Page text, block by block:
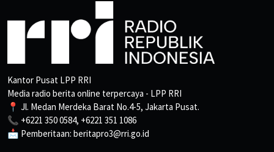
Kantor Pusat LPP RRI
Media radio berita online terpercaya - LPP RRI
📍 Jl. Medan Merdeka Barat No.4-5, Jakarta Pusat.
📞 +6221 350 0584, +6221 351 1086
📩 Pemberitaan: beritapro3@rri.go.id